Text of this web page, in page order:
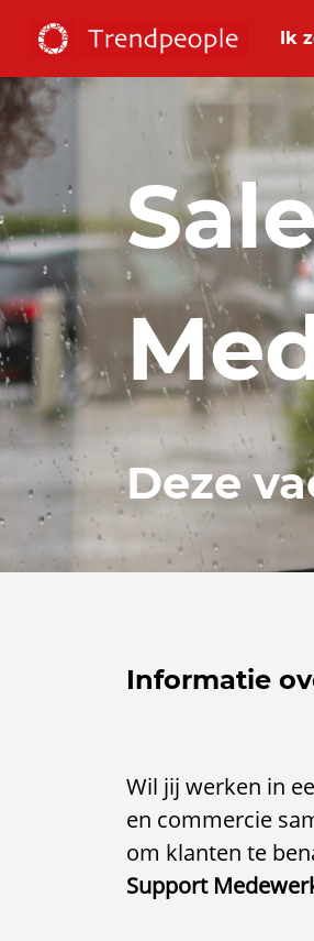
Ik
Deze
Informatie
Wil jij werken in
en commercie
om klanten te
Support